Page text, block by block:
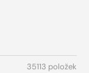
35113 položek